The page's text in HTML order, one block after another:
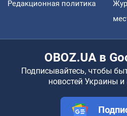
Редакционная политика
OBOZ.UA в
Подписывайтесь, чтобы
новостей Украины и